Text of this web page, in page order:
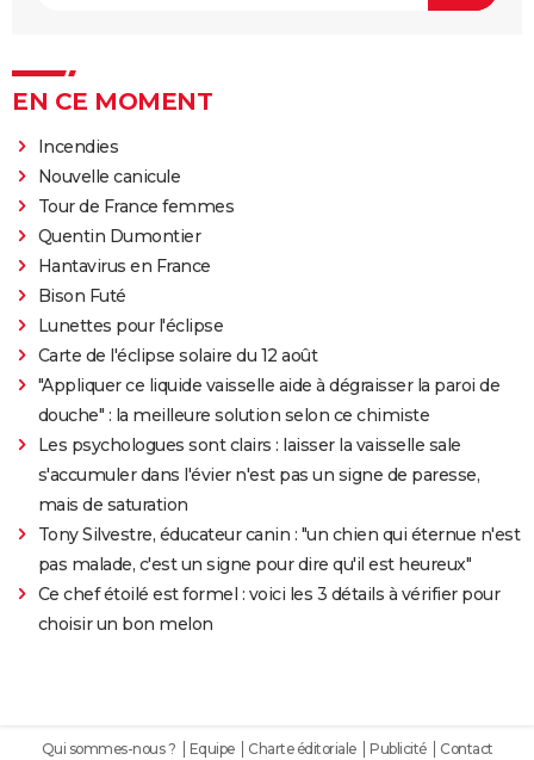
EN CE MOMENT
Incendies
Nouvelle canicule
Tour de France femmes
Quentin Dumontier
Hantavirus en France
Bison Futé
Lunettes pour l'éclipse
Carte de l'éclipse solaire du 12 août
"Appliquer ce liquide vaisselle aide à dégraisser la paroi de
douche" : la meilleure solution selon ce chimiste
Les psychologues sont clairs : laisser la vaisselle sale
s'accumuler dans l'évier n'est pas un signe de paresse,
mais de saturation
Tony Silvestre, éducateur canin : "un chien qui éternue n'est
pas malade, c'est un signe pour dire qu'il est heureux"
Ce chef étoilé est formel : voici les 3 détails à vérifier pour
choisir un bon melon
Qui sommes-nous ? Equipe Charte éditoriale Publicité
Contact